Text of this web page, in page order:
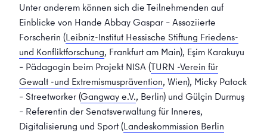
Unter anderem können sich die Teilnehmenden auf
Einblicke von Hande Abbay Gaspar – Assoziierte
Forscherin (Leibniz-Institut Hessische Stiftung Friedens-
und Konfliktforschung, Frankfurt am Main), Eşim Karakuyu
– Pädagogin beim Projekt NISA (TURN -Verein für
Gewalt -und Extremismusprävention, Wien), Micky Patock
– Streetworker (Gangway e.V., Berlin) und Gülçin Durmuş
– Referentin der Senatsverwaltung für Inneres,
Digitalisierung und Sport (Landeskommission Berlin